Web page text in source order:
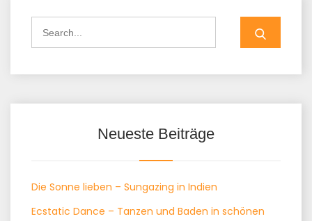
Neueste Beiträge
Die Sonne lieben – Sungazing in Indien
Ecstatic Dance – Tanzen und Baden in schönen